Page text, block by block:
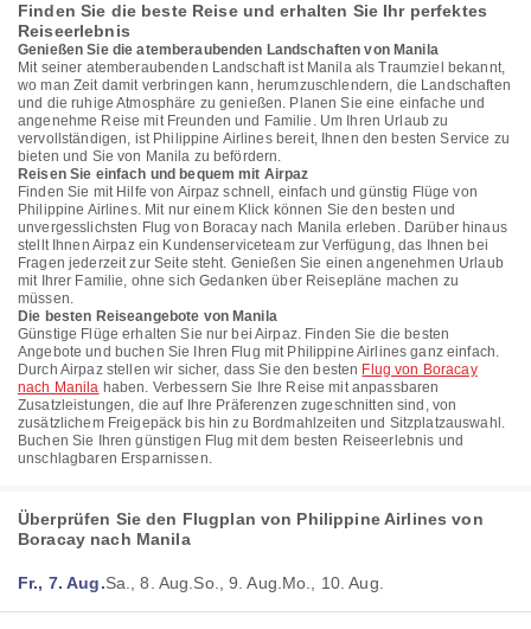
Finden Sie die beste Reise und erhalten Sie Ihr perfektes
Reiseerlebnis
Genießen Sie die atemberaubenden Landschaften von Manila
Mit seiner atemberaubenden Landschaft ist Manila als Traumziel bekannt,
wo man Zeit damit verbringen kann, herumzuschlendern, die Landschaften
und die ruhige Atmosphäre zu genießen. Planen Sie eine einfache und
angenehme Reise mit Freunden und Familie. Um Ihren Urlaub zu
vervollständigen, ist Philippine Airlines bereit, Ihnen den besten Service zu
bieten und Sie von Manila zu befördern.
Reisen Sie einfach und bequem mit Airpaz
Finden Sie mit Hilfe von Airpaz schnell, einfach und günstig Flüge von
Philippine Airlines. Mit nur einem Klick können Sie den besten und
unvergesslichsten Flug von Boracay nach Manila erleben. Darüber hinaus
stellt Ihnen Airpaz ein Kundenserviceteam zur Verfügung, das Ihnen bei
Fragen jederzeit zur Seite steht. Genießen Sie einen angenehmen Urlaub
mit Ihrer Familie, ohne sich Gedanken über Reisepläne machen zu
müssen.
Die besten Reiseangebote von Manila
Günstige Flüge erhalten Sie nur bei Airpaz. Finden Sie die besten
Angebote und buchen Sie Ihren Flug mit Philippine Airlines ganz einfach.
Durch Airpaz stellen wir sicher, dass Sie den besten Flug von Boracay
nach Manila haben. Verbessern Sie Ihre Reise mit anpassbaren
Zusatzleistungen, die auf Ihre Präferenzen zugeschnitten sind, von
zusätzlichem Freigepäck bis hin zu Bordmahlzeiten und Sitzplatzauswahl.
Buchen Sie Ihren günstigen Flug mit dem besten Reiseerlebnis und
unschlagbaren Ersparnissen.
Überprüfen Sie den Flugplan von Philippine Airlines von
Boracay nach Manila
Fr., 7. Aug.Sa., 8. Aug. So., 9. Aug. Mo., 10. Aug.